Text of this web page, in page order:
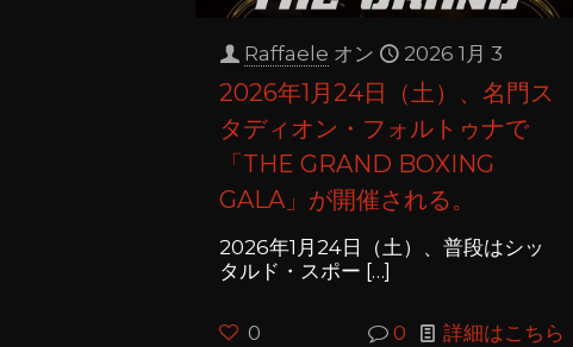
Raffaele オン 2026 1月 3
2026年1月24日（土）、名門ス
タディオン・フォルトゥナで
「THE GRAND BOXING
GALA」が開催される。
2026年1月24日（土）、普段はシッ
タルド・スポー […]
0 0 詳細はこちら